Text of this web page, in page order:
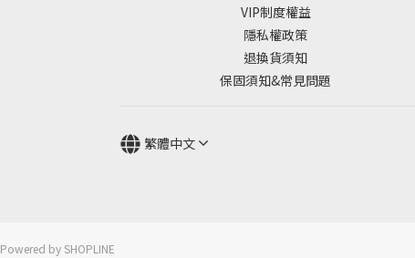
VIP制度權益
隱私權政策
退換貨須知
保固須知&常見問題
繁體中文
Powered by SHOPLINE